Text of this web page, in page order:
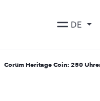
DE
Corum Heritage Coin: 250